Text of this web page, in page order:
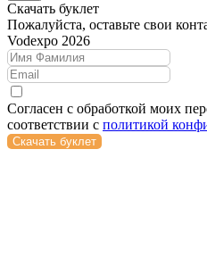
Cкачать буклет
Пожалуйста, оставьте свои
Vodexpo 2026
Согласен с обработкой моих
соответствии с политикой
Скачать буклет